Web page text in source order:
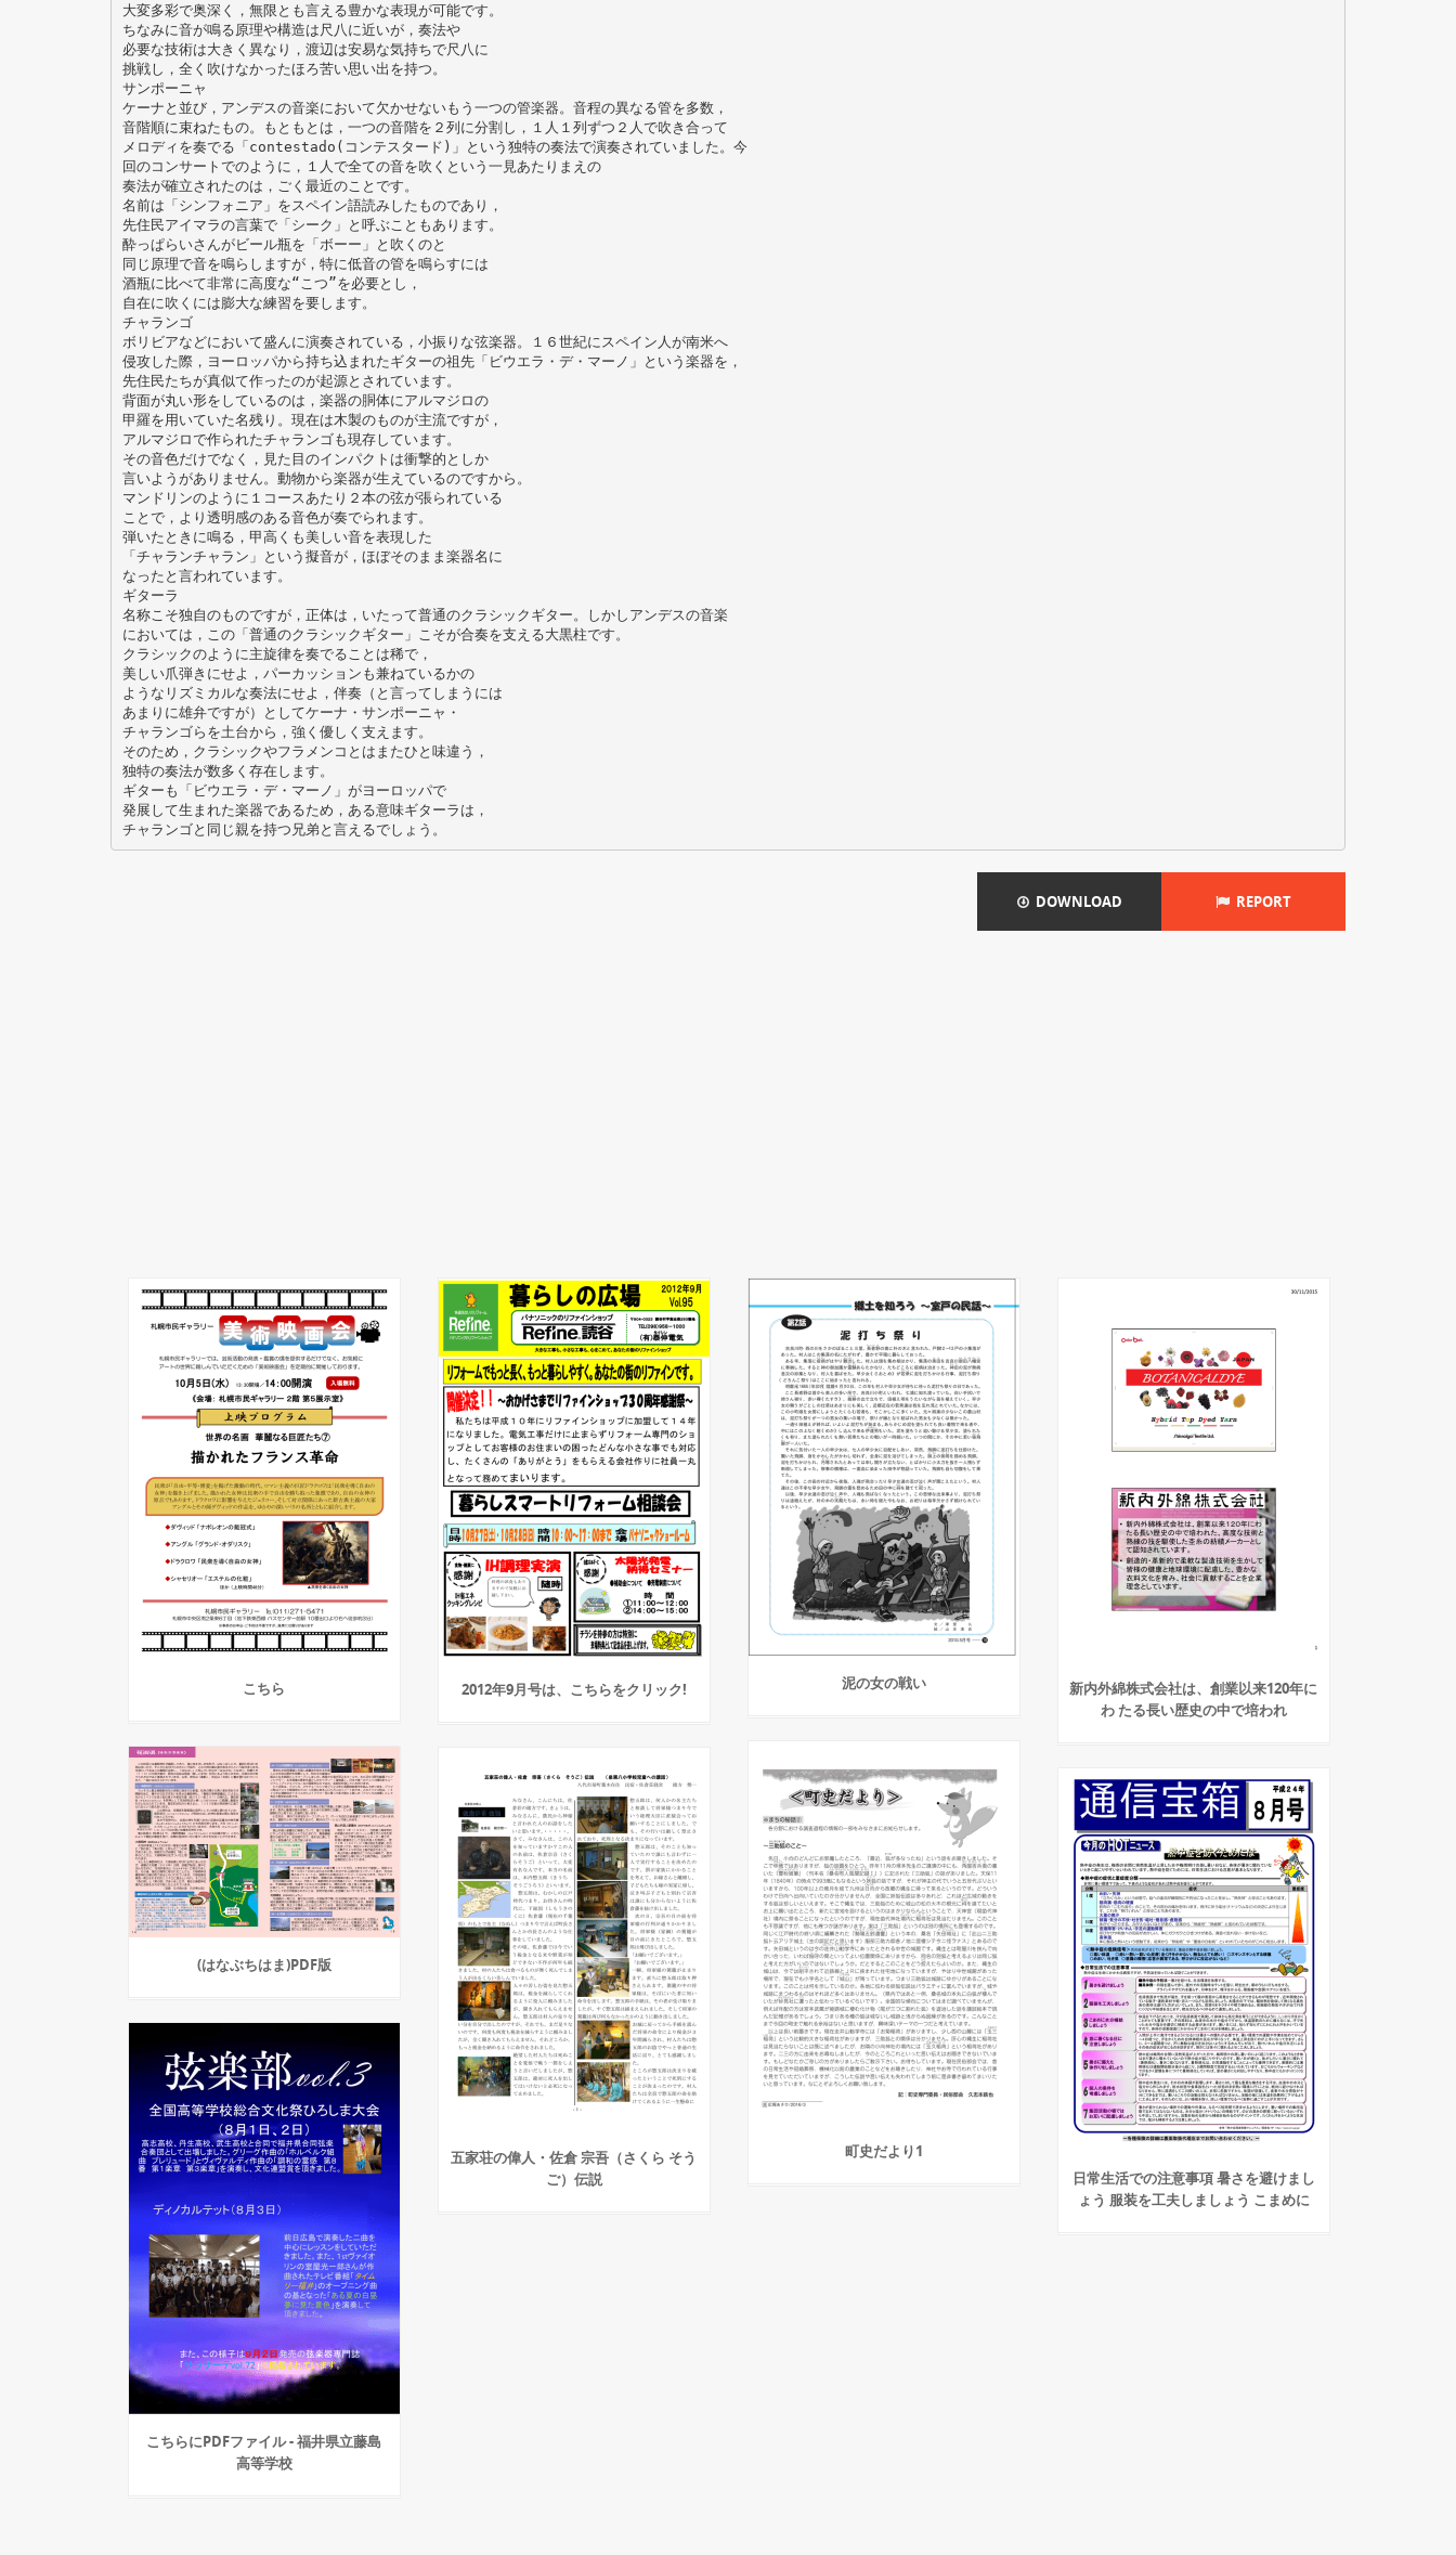
大変多彩で奥深く，無限とも言える豊かな表現が可能です。
ちなみに音が鳴る原理や構造は尺八に近いが，奏法や
必要な技術は大きく異なり，渡辺は安易な気持ちで尺八に
挑戦し，全く吹けなかったほろ苦い思い出を持つ。
サンポーニャ
ケーナと並び，アンデスの音楽において欠かせないもう一つの管楽器。音程の異なる管を多数，
音階順に束ねたもの。もともとは，一つの音階を２列に分割し，１人１列ずつ２人で吹き合って
メロディを奏でる「contestado(コンテスタード)」という独特の奏法で演奏されていました。今
回のコンサートでのように，１人で全ての音を吹くという一見あたりまえの
奏法が確立されたのは，ごく最近のことです。
名前は「シンフォニア」をスペイン語読みしたものであり，
先住民アイマラの言葉で「シーク」と呼ぶこともあります。
酔っぱらいさんがビール瓶を「ボーー」と吹くのと
同じ原理で音を鳴らしますが，特に低音の管を鳴らすには
酒瓶に比べて非常に高度な“こつ”を必要とし，
自在に吹くには膨大な練習を要します。
チャランゴ
ボリビアなどにおいて盛んに演奏されている，小振りな弦楽器。１６世紀にスペイン人が南米へ
侵攻した際，ヨーロッパから持ち込まれたギターの祖先「ビウエラ・デ・マーノ」という楽器を，
先住民たちが真似て作ったのが起源とされています。
背面が丸い形をしているのは，楽器の胴体にアルマジロの
甲羅を用いていた名残り。現在は木製のものが主流ですが，
アルマジロで作られたチャランゴも現存しています。
その音色だけでなく，見た目のインパクトは衝撃的としか
言いようがありません。動物から楽器が生えているのですから。
マンドリンのように１コースあたり２本の弦が張られている
ことで，より透明感のある音色が奏でられます。
弾いたときに鳴る，甲高くも美しい音を表現した
「チャランチャラン」という擬音が，ほぼそのまま楽器名に
なったと言われています。
ギターラ
名称こそ独自のものですが，正体は，いたって普通のクラシックギター。しかしアンデスの音楽
においては，この「普通のクラシックギター」こそが合奏を支える大黒柱です。
クラシックのように主旋律を奏でることは稀で，
美しい爪弾きにせよ，パーカッションも兼ねているかの
ようなリズミカルな奏法にせよ，伴奏（と言ってしまうには
あまりに雄弁ですが）としてケーナ・サンポーニャ・
チャランゴらを土台から，強く優しく支えます。
そのため，クラシックやフラメンコとはまたひと味違う，
独特の奏法が数多く存在します。
ギターも「ビウエラ・デ・マーノ」がヨーロッパで
発展して生まれた楽器であるため，ある意味ギターラは，
DOWNLOAD REPORT
こちら 2012年9月号は、こちらをクリック! 泥の女の戦い
新内外綿株式会社は、創業以来120年に
わ たる長い歴史の中で培われ
町史だより1
(はなぶちはま)PDF版
五家荘の偉人・佐倉 宗吾（さくら そう
ご）伝説
日常生活での注意事項 暑さを避けまし
ょう 服装を工夫しましょう こまめに
こちらにPDFファイル - 福井県立藤島
高等学校